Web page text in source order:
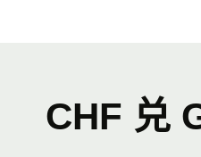
CHF 兑